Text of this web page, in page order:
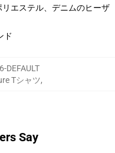
エステル、デニムのヒーザ
ド
DEFAULT
Tシャツ,
Say